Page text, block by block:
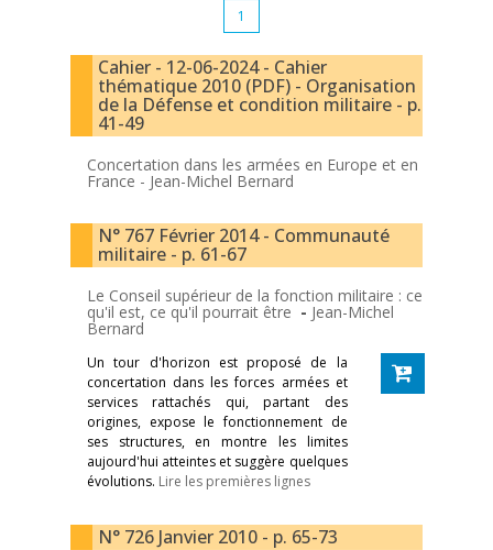
1
Cahier - 12-06-2024 - Cahier
thématique 2010 (PDF) - Organisation
de la Défense et condition militaire - p.
41-49
Concertation dans les armées en Europe et en
France - Jean-Michel Bernard
N° 767 Février 2014 - Communauté
militaire - p. 61-67
Le Conseil supérieur de la fonction militaire : ce
qu'il est, ce qu'il pourrait être - Jean-Michel
Bernard
Un tour d'horizon est proposé de la
concertation dans les forces armées et
services rattachés qui, partant des
origines, expose le fonctionnement de
ses structures, en montre les limites
aujourd'hui atteintes et suggère quelques
évolutions. Lire les premières lignes
N° 726 Janvier 2010 - p. 65-73